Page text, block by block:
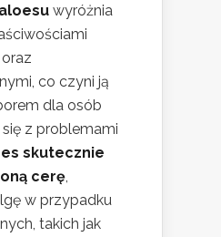
wyróżnia
co czyni ją
dla osób
z problemami
skutecznie
cerę
w przypadku
takich jak